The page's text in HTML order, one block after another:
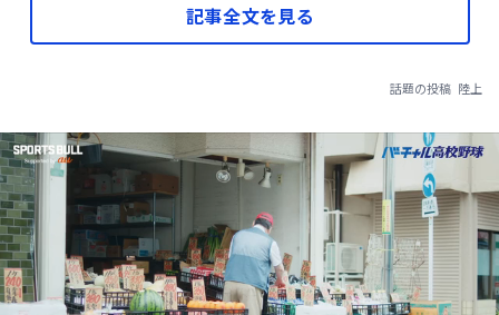
記事全文を見る
話題の投稿 陸上